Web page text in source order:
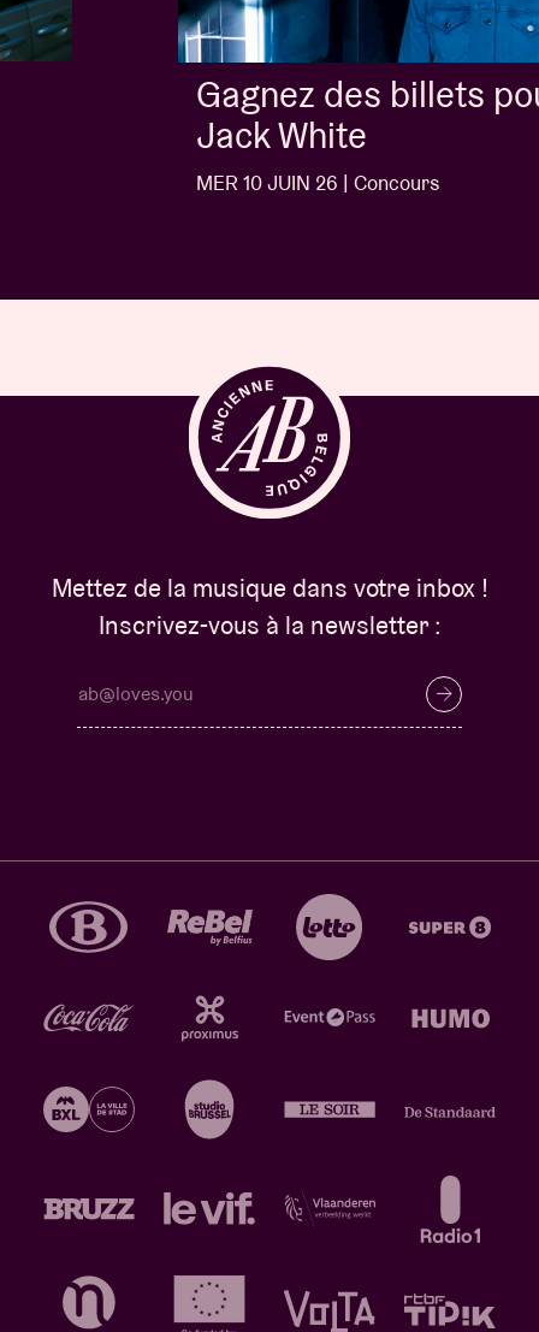
Gagnez des billets pour
Jack White
MER 10 JUIN 26 | Concours
Mettez de la musique dans votre inbox !
Inscrivez-vous à la newsletter :